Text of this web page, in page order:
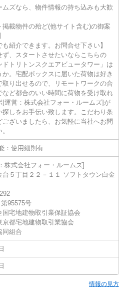
ムズなら、物件情報の持ち込みも大歓
掲載物件の殆ど(他サイト含む)の御案
も紹介できます。お問合せ下さい】
ず、スタートさせたいならこちらの
ドトリトンスクエアビュータワー」は
か。宅配ボックスに届いた荷物は好き
取り出せるので、リモートワークの合
など都合のいい時間に荷物を受け取れ
[運営：株式会社フォー・ルームズ]が
探しをお手伝い致します。こだわり条
ございましたら、お気軽に当社へお問
：使用細則有
株式会社フォー・ルームズ]
台５丁目２２－１１ ソフトタウン白金
95575号
国宅地建物取引業保証協会
京都宅地建物取引業協会
同組合
情報の見方